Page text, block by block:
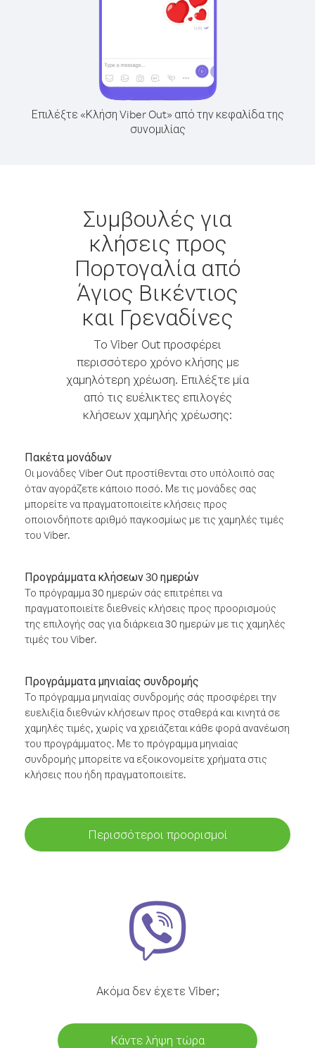
Επιλέξτε «Κλήση Viber Out» από την κεφαλίδα της
συνομιλίας
Συμβουλές για
κλήσεις προς
Πορτογαλία από
Άγιος Βικέντιος
και Γρεναδίνες
Το Viber Out προσφέρει
περισσότερο χρόνο κλήσης με
χαμηλότερη χρέωση. Επιλέξτε μία
από τις ευέλικτες επιλογές
κλήσεων χαμηλής χρέωσης:
Πακέτα μονάδων
Οι μονάδες Viber Out προστίθενται στο υπόλοιπό σας
όταν αγοράζετε κάποιο ποσό. Με τις μονάδες σας
μπορείτε να πραγματοποιείτε κλήσεις προς
οποιονδήποτε αριθμό παγκοσμίως με τις χαμηλές τιμές
του Viber.
Προγράμματα κλήσεων 30 ημερών
Το πρόγραμμα 30 ημερών σάς επιτρέπει να
πραγματοποιείτε διεθνείς κλήσεις προς προορισμούς
της επιλογής σας για διάρκεια 30 ημερών με τις χαμηλές
τιμές του Viber.
Προγράμματα μηνιαίας συνδρομής
Το πρόγραμμα μηνιαίας συνδρομής σάς προσφέρει την
ευελιξία διεθνών κλήσεων προς σταθερά και κινητά σε
χαμηλές τιμές, χωρίς να χρειάζεται κάθε φορά ανανέωση
του προγράμματος. Με το πρόγραμμα μηνιαίας
συνδρομής μπορείτε να εξοικονομείτε χρήματα στις
κλήσεις που ήδη πραγματοποιείτε.
Περισσότεροι προορισμοί
Ακόμα δεν έχετε Viber;
Κάντε λήψη τώρα